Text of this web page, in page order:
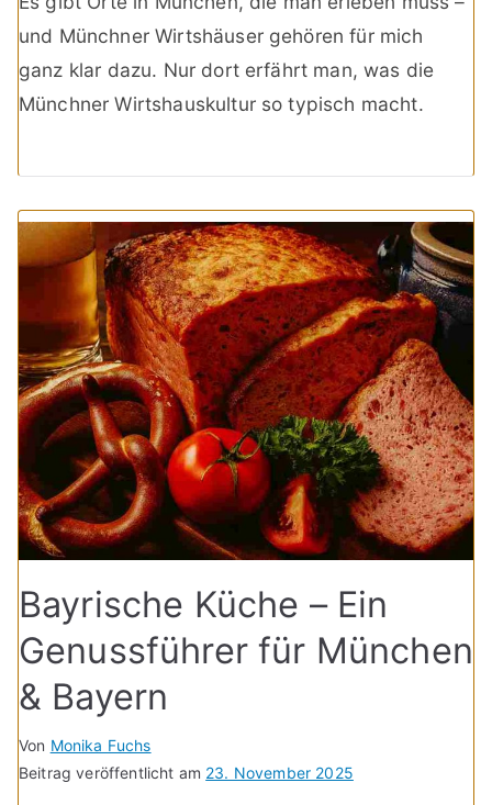
und Münchner Wirtshäuser gehören für mich
ganz klar dazu. Nur dort erfährt man, was die
Münchner Wirtshauskultur so typisch macht.
Bayrische Küche – Ein
Genussführer für München
& Bayern
Von Monika Fuchs
Beitrag veröffentlicht am 23. November 2025